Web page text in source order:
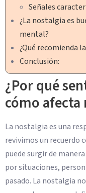
Señales
¿La nostalgia es
mental?
¿Qué recomienda
Conclusión:
¿Por qué
cómo afecta
La nostalgia es una
revivimos un recuerdo
puede surgir de
por situaciones,
pasado. La nostalgia